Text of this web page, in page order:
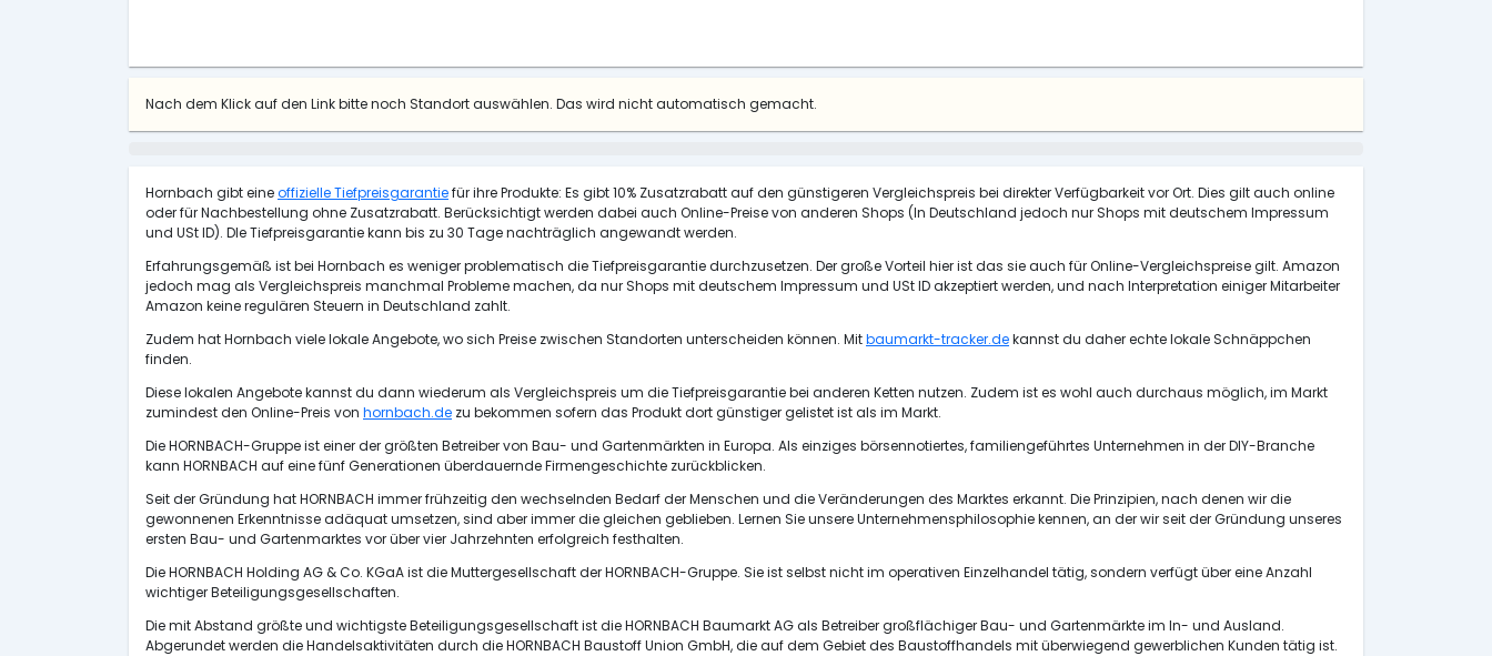
Nach dem Klick auf den Link bitte noch Standort auswählen. Das wird nicht automatisch gemacht.
Hornbach gibt eineoffizielle Tiefpreisgarantiefür ihre Produkte: Es gibt 10% Zusatzrabatt auf den günstigeren Vergleichspreis bei direkter Verfügbarkeit vor Ort. Dies gilt auch online
oder für Nachbestellung ohne Zusatzrabatt. Berücksichtigt werden dabei auch Online-Preise von anderen Shops (In Deutschland jedoch nur Shops mit deutschem Impressum
und USt ID). DIe Tiefpreisgarantie kann bis zu 30 Tage nachträglich angewandt werden.
Erfahrungsgemäß ist bei Hornbach es weniger problematisch die Tiefpreisgarantie durchzusetzen. Der große Vorteil hier ist das sie auch für Online-Vergleichspreise gilt. Amazon
jedoch mag als Vergleichspreis manchmal Probleme machen, da nur Shops mit deutschem Impressum und USt ID akzeptiert werden, und nach Interpretation einiger Mitarbeiter
Amazon keine regulären Steuern in Deutschland zahlt.
Zudem hat Hornbach viele lokale Angebote, wo sich Preise zwischen Standorten unterscheiden können. Mitbaumarkt-tracker.dekannst du daher echte lokale Schnäppchen
finden.
Diese lokalen Angebote kannst du dann wiederum als Vergleichspreis um die Tiefpreisgarantie bei anderen Ketten nutzen. Zudem ist es wohl auch durchaus möglich, im Markt
zumindest den Online-Preis von hornbach.de zu bekommen sofern das Produkt dort günstiger gelistet ist als im Markt.
Die HORNBACH-Gruppe ist einer der größten Betreiber von Bau- und Gartenmärkten in Europa. Als einziges börsennotiertes, familiengeführtes Unternehmen in der DIY-Branche
kann HORNBACH auf eine fünf Generationen überdauernde Firmengeschichte zurückblicken.
Seit der Gründung hat HORNBACH immer frühzeitig den wechselnden Bedarf der Menschen und die Veränderungen des Marktes erkannt. Die Prinzipien, nach denen wir die
gewonnenen Erkenntnisse adäquat umsetzen, sind aber immer die gleichen geblieben. Lernen Sie unsere Unternehmensphilosophie kennen, an der wir seit der Gründung unseres
ersten Bau- und Gartenmarktes vor über vier Jahrzehnten erfolgreich festhalten.
Die HORNBACH Holding AG & Co. KGaA ist die Muttergesellschaft der HORNBACH-Gruppe. Sie ist selbst nicht im operativen Einzelhandel tätig, sondern verfügt über eine Anzahl
wichtiger Beteiligungsgesellschaften.
Die mit Abstand größte und wichtigste Beteiligungsgesellschaft ist die HORNBACH Baumarkt AG als Betreiber großflächiger Bau- und Gartenmärkte im In- und Ausland.
Abgerundet werden die Handelsaktivitäten durch die HORNBACH Baustoff Union GmbH, die auf dem Gebiet des Baustoffhandels mit überwiegend gewerblichen Kunden tätig ist.